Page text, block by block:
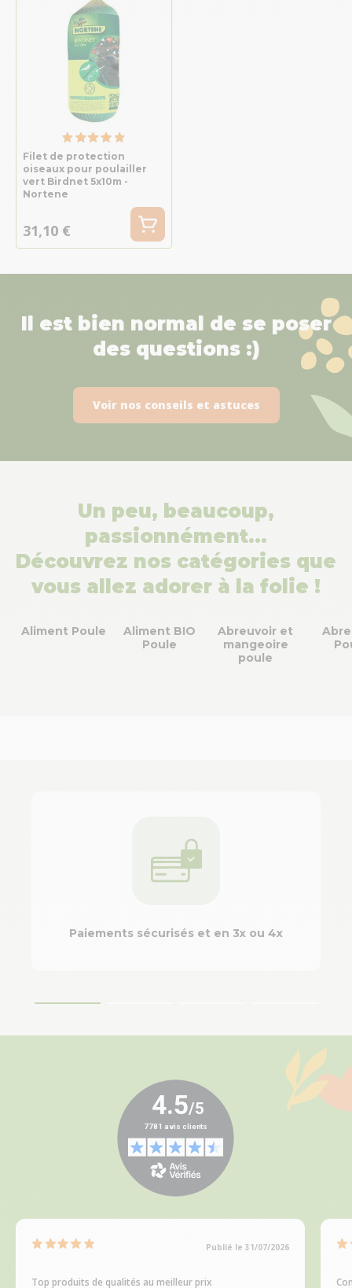
Filet de protection
oiseaux pour poulailler
vert Birdnet 5x10m -
Nortene
31,10 €
Il est bien normal de se poser
des questions :)
Voir nos conseils et astuces
Un peu, beaucoup,
passionnément…
Découvrez nos catégories que
vous allez adorer à la folie !
Aliment Poule
Aliment BIO
Poule
Abreuvoir et
mangeoire
poule
Paiements sécurisés et en 3x ou 4x
Publié le 31/07/2026
Top produits de qualités au meilleur prix